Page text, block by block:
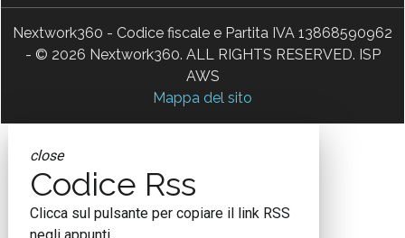
Nextwork360 - Codice fiscale e Partita IVA 13868590962
- © 2026 Nextwork360. ALL RIGHTS RESERVED. ISP
AWS
Mappa del sito
close
Codice Rss
Clicca sul pulsante per copiare il link RSS
negli appunti.